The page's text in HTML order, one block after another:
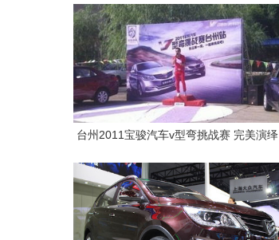
台州2011宝骏汽车v型弯挑战赛 完美演绎